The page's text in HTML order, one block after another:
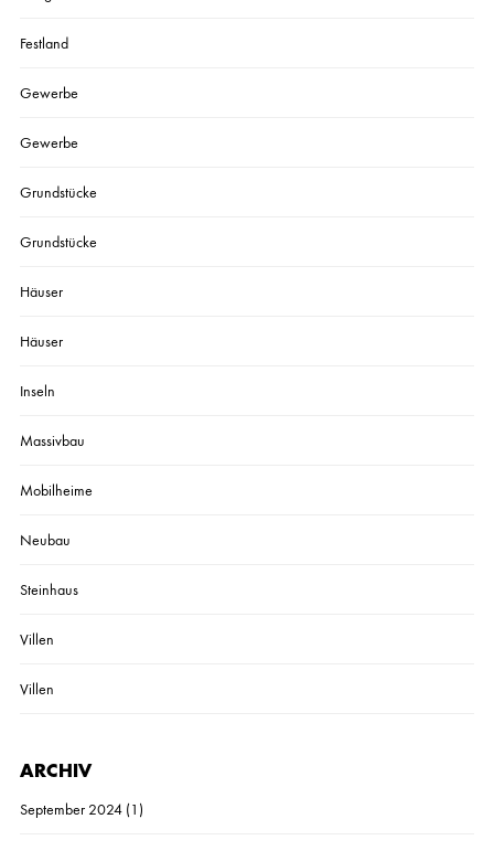
Festland
Gewerbe
Gewerbe
Grundstücke
Grundstücke
Häuser
Häuser
Inseln
Massivbau
Mobilheime
Neubau
Steinhaus
Villen
Villen
ARCHIV
September 2024(1)